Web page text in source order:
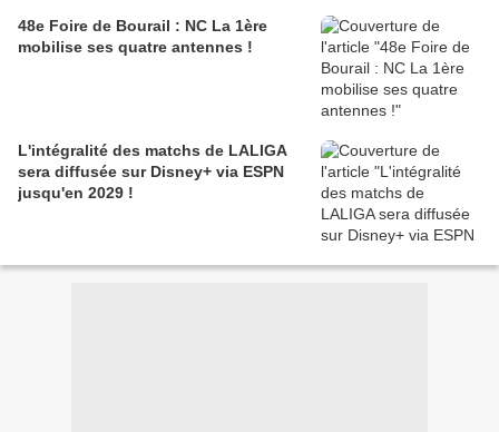
48e Foire de Bourail : NC La 1ère
mobilise ses quatre antennes !
L'intégralité des matchs de LALIGA
sera diffusée sur Disney+ via ESPN
jusqu'en 2029 !